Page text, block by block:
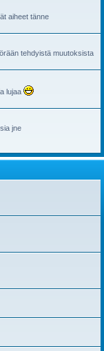
aiheet tänne
tehdyistä muutoksista
lujaa
jne